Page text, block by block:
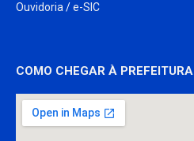
Ouvidoria/e-SIC
COMO CHEGAR À PREFEITURA